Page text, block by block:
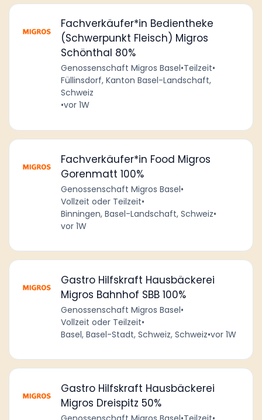
Fachverkäufer*in Bedientheke
(Schwerpunkt Fleisch) Migros
Schönthal 80%
Genossenschaft Migros Basel•Teilzeit•
Füllinsdorf, Kanton Basel-Landschaft,
Schweiz
•vor 1W
Fachverkäufer*in Food Migros
Gorenmatt 100%
Genossenschaft Migros Basel•
Vollzeit oder Teilzeit•
Binningen, Basel-Landschaft, Schweiz•
vor 1W
Gastro Hilfskraft Hausbäckerei
Migros Bahnhof SBB 100%
Genossenschaft Migros Basel•
Vollzeit oder Teilzeit•
Basel, Basel-Stadt, Schweiz, Schweiz•vor 1W
Gastro Hilfskraft Hausbäckerei
Migros Dreispitz 50%